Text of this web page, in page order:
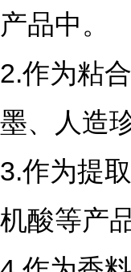
产品中。
2.作为粘
墨、人造
3.作为提
机酸等产